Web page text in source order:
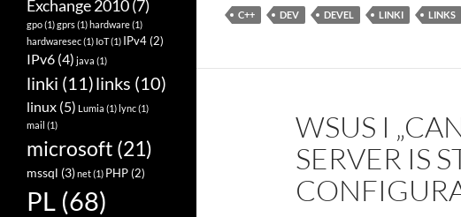
C++ DEV DEVEL LINKI LINKS
WSUS I
SERVER IS
Exchange 2010(7)
gpo(1)gprs(1)hardware(1)
hardwaresec(1) IoT(1) IPv4(2)
IPv6 (4) java (1)
linki (11)links (10)
linux (5) Lumia (1)lync(1)
mail (1)
microsoft (21)
mssql (3)net(1) PHP(2)
PL (68)